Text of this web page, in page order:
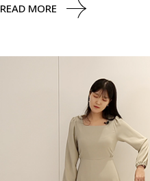
READ MORE